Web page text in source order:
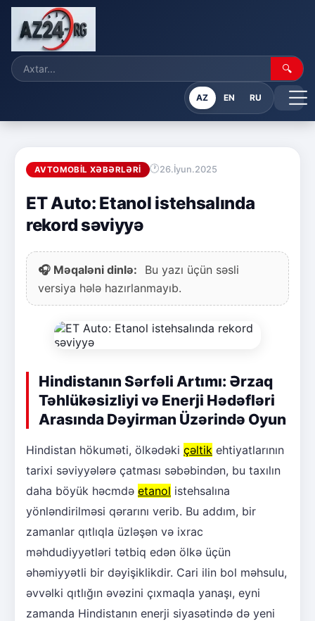
🔍
AZ EN RU
AVTOMOBIL XƏBƏRLƏRI 26.İyun.2025
ET Auto: Etanol istehsalında
rekord səviyyə
🎧 Məqaləni dinlə:
Bu yazı üçün səsli
versiya hələ hazırlanmayıb.
Hindistanın Sərfəli Artımı: Ərzaq
Təhlükəsizliyi və Enerji Hədəfləri
Arasında Dəyirman Üzərində Oyun
Hindistan hökuməti, ölkədəki çəltik ehtiyatlarının
tarixi səviyyələrə çatması səbəbindən, bu taxılın
daha böyük həcmdə etanol istehsalına
yönləndirilməsi qərarını verib. Bu addım, bir
zamanlar qıtlıqla üzləşən və ixrac
məhdudiyyətləri tətbiq edən ölkə üçün
əhəmiyyətli bir dəyişiklikdir. Cari ilin bol məhsulu,
əvvəlki qıtlığın əvəzini çıxmaqla yanaşı, eyni
zamanda Hindistanın enerji siyasətində də yeni